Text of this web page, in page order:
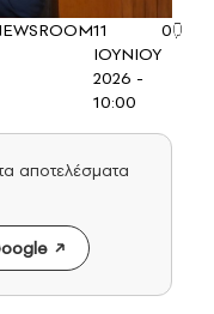
11
ΙΟΥΝΙΟΥ
2026 -
10:00
0
αποτελέσματα